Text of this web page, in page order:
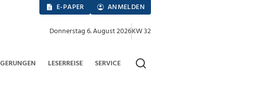
E-PAPER ANMELDEN
Donnerstag 6. August 2026KW 32
LESERREISE SERVICE